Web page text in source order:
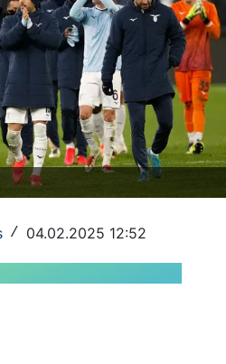
/ 04.02.2025 12:52